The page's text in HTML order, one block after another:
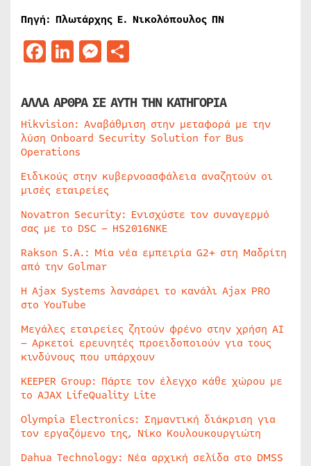
Πηγή: Πλωτάρχης Ε. Νικολόπουλος ΠΝ
Facebook
LinkedIn
Messenger
ΑΛΛΑ ΑΡΘΡΑ ΣΕ ΑΥΤΗ ΤΗΝ ΚΑΤΗΓΟΡΙΑ
Hikvision: Αναβάθμιση στην μεταφορά με την
λύση Onboard Security Solution for Bus
Operations
Ειδικούς στην κυβερνοασφάλεια αναζητούν οι
μισές εταιρείες
Novatron Security: Ενισχύστε τον συναγερμό
σας με το DSC – HS2016NKE
Rakson S.A.: Μία νέα εμπειρία G2+ στη Μαδρίτη
από την Golmar
Η Ajax Systems λανσάρει το κανάλι Ajax PRO
στο YouTube
Μεγάλες εταιρείες ζητούν φρένο στην χρήση AI
– Αρκετοί ερευνητές προειδοποιούν για τους
κινδύνους που υπάρχουν
KEEPER Group: Πάρτε τον έλεγχο κάθε χώρου με
το AJAX LifeQuality Lite
Olympia Electronics: Σημαντική διάκριση για
τον εργαζόμενο της, Νίκο Κουλουκουργιώτη
Dahua Technology: Νέα αρχική σελίδα στο DMSS